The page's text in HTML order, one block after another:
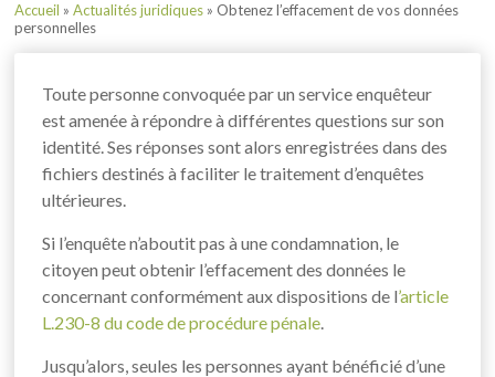
Accueil »Actualités juridiques »Obtenez l’effacement de vos données
personnelles
Toute personne convoquée par un service enquêteur
est amenée à répondre à différentes questions sur son
identité. Ses réponses sont alors enregistrées dans des
fichiers destinés à faciliter le traitement d’enquêtes
ultérieures.
Si l’enquête n’aboutit pas à une condamnation, le
citoyen peut obtenir l’effacement des données le
concernant conformément aux dispositions de l’article
L.230-8 du code de procédure pénale.
Jusqu’alors, seules les personnes ayant bénéficié d’une